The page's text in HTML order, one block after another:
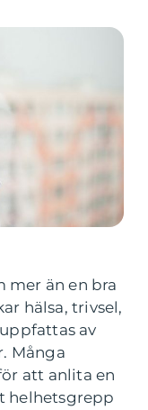
mer än en bra
hälsa, trivsel,
av
Många
att anlita en
helhetsgrepp